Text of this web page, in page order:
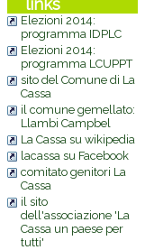
links
Elezioni 2014:
programma IDPLC
Elezioni 2014:
programma LCUPPT
sito del Comune di La
Cassa
il comune gemellato:
Llambi Campbel
La Cassa su wikipedia
lacassa su Facebook
comitato genitori La
Cassa
il sito
dell'associazione 'La
Cassa un paese per
tutti'